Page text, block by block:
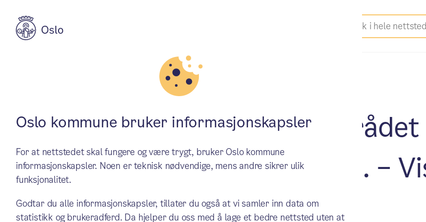
Budsjett, regnskap og rapportering
Oslo-budsjettet 2024:
løft til grunnskolene i Oslo. –
prioritet nummer én
Oslo kommune bruker informasjonskapsler
For at nettstedet skal fungere og være trygt, bruker Oslo kommune
informasjonskapsler. Noen er teknisk nødvendige, mens andre sikrer ulik
funksjonalitet.
Godtar du alle informasjonskapsler, tillater du også at vi samler inn data om
statistikk og brukeradferd. Da hjelper du oss med å lage et bedre nettsted uten at